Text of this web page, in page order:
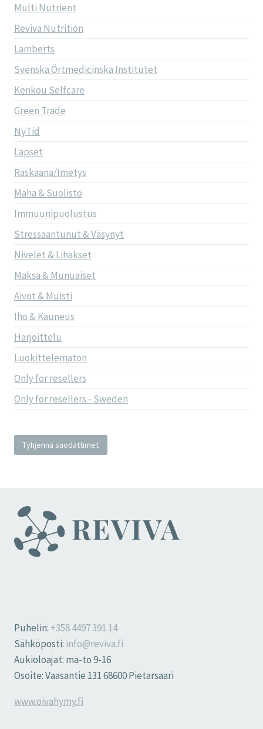
Multi Nutrient
Reviva Nutrition
Lamberts
Svenska Örtmedicinska Institutet
Kenkou Selfcare
Green Trade
NyTid
Lapset
Raskaana/Imetys
Maha & Suolisto
Immuunipuolustus
Stressaantunut & Väsynyt
Nivelet & Lihakset
Maksa & Munuaiset
Aivot & Muisti
Iho & Kauneus
Harjoittelu
Luokittelematon
Only for resellers
Only for resellers - Sweden
Tyhjennä suodattimet
Puhelin: +358 4497 391 14
Sähköposti: info@reviva.fi
Aukioloajat: ma-to 9-16
Osoite: Vaasantie 131 68600 Pietarsaari
www.oivahymy.fi